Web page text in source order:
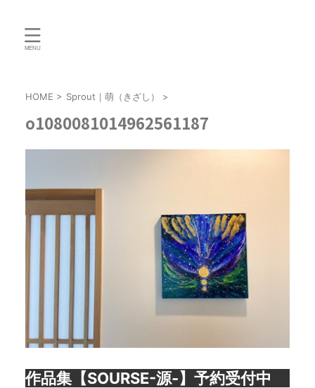
HOME > Sprout｜萌（きざし） >
o1080081014962561187
作品集【SOURSE-源-】予約受付中